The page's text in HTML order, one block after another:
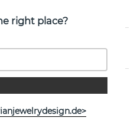
ansehen
right place?